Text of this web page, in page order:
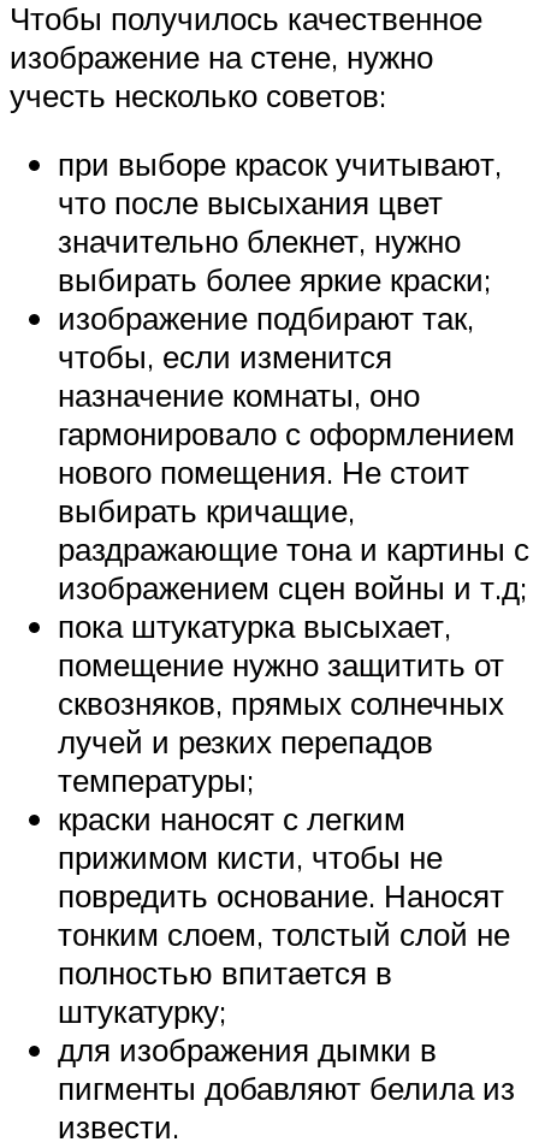
Чтобы получилось качественное
изображение на стене, нужно
учесть несколько советов:
при выборе красок учитывают,
что после высыхания цвет
значительно блекнет, нужно
выбирать более яркие краски;
изображение подбирают так,
чтобы, если изменится
назначение комнаты, оно
гармонировало с оформлением
нового помещения. Не стоит
выбирать кричащие,
раздражающие тона и картины с
изображением сцен войны и т.д;
пока штукатурка высыхает,
помещение нужно защитить от
сквозняков, прямых солнечных
лучей и резких перепадов
температуры;
краски наносят с легким
прижимом кисти, чтобы не
повредить основание. Наносят
тонким слоем, толстый слой не
полностью впитается в
штукатурку;
для изображения дымки в
пигменты добавляют белила из
извести.